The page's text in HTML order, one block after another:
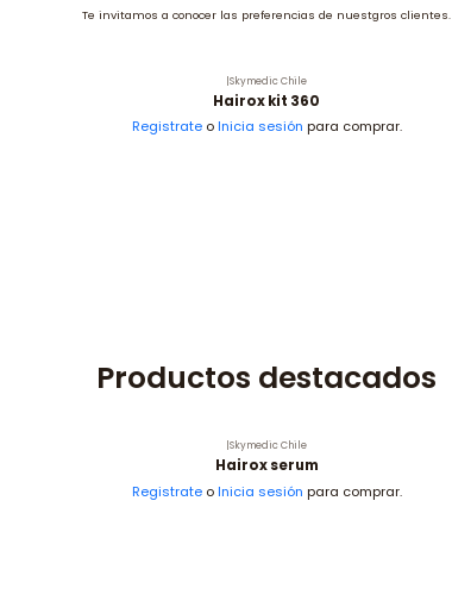
Te invitamos a conocer las preferencias de nuestgros clientes.
|Skymedic Chile
Hairox kit 360
Registrateo Inicia sesión para comprar.
Productos destacados
Skymedic Chile
Hairox serum
Registrateo Inicia sesión para comprar.